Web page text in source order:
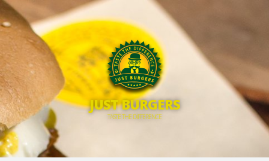
JUST BURGERS
TASTE THE DIFFERENCE